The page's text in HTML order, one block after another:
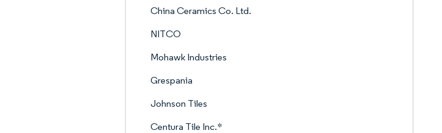
China Ceramics Co. Ltd.
NITCO
Mohawk Industries
Grespania
Johnson Tiles
Centura Tile Inc.*